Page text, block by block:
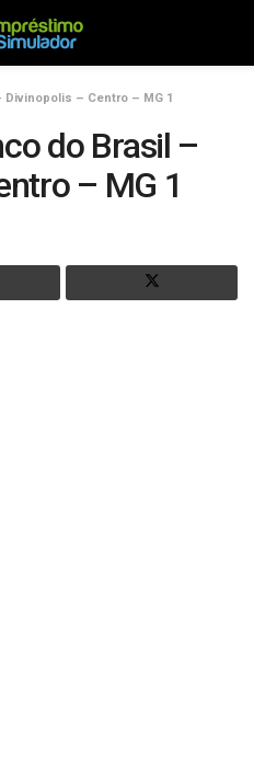
Divinopolis – Centro – MG 1
do Brasil –
– MG 1